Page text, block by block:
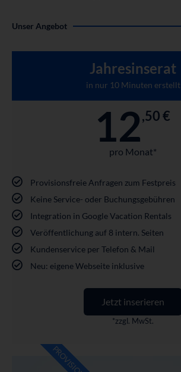
Unser Angebot
Jahresinserat
in nur 10 Minuten erstellt
12,50 €
pro Monat*
Provisionsfreie Anfragen zum Festpreis
Keine Service- oder Buchungsgebühren
Integration in Google Vacation Rentals
Veröffentlichung auf 8 intern. Seiten
Kundenservice per Telefon & Mail
Neu: eigene Webseite inklusive
Jetzt inserieren
*zzgl. MwSt.